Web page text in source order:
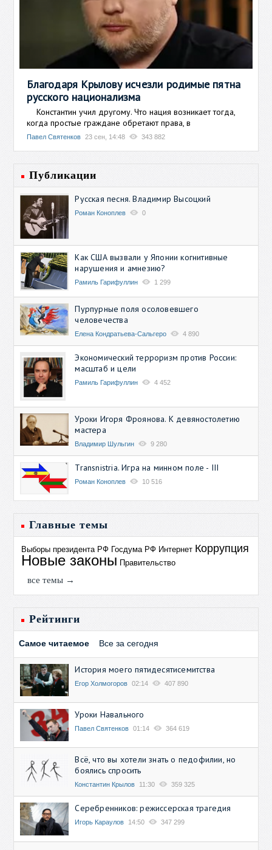
Благодаря Крылову исчезли родимые пятна
русского национализма
Константин учил другому. Что нация возникает тогда,
когда простые граждане обретают права, в
Павел Святенков 23 сен, 14:48 343 882
Публикации
Русская песня. Владимир Высоцкий
Роман Коноплев 0
Как США вызвали у Японии когнитивные
нарушения и амнезию?
Рамиль Гарифуллин 1 299
Пурпурные поля осоловевшего
человечества
Елена Кондратьева-Сальгеро 4 890
Экономический терроризм против России:
масштаб и цели
Рамиль Гарифуллин 4 452
Уроки Игоря Фроянова. К девяностолетию
мастера
Владимир Шульгин 9 280
Transnistria. Игра на минном поле - III
Роман Коноплев 10 516
Главные темы
Выборы президента РФ Госдума РФ Интернет Коррупция
Новые законы Правительство
все темы →
Рейтинги
Самое читаемое Все за сегодня
История моего пятидесятисемитства
Егор Холмогоров 02:14 407 890
Уроки Навального
Павел Святенков 01:14 364 619
Всё, что вы хотели знать о педофилии, но
боялись спросить
Константин Крылов 11:30 359 325
Серебренников: режиссерская трагедия
Игорь Караулов 14:50 347 299